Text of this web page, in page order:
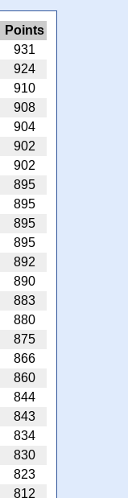
Points
931
924
910
908
904
902
902
895
895
895
895
892
890
883
880
875
866
860
844
843
834
830
823
812